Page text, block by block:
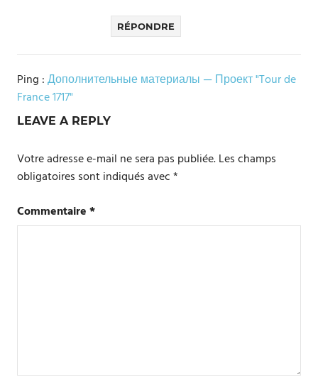
RÉPONDRE
Ping :Дополнительные материалы — Проект "Tour de
France 1717"
LEAVE A REPLY
Votre adresse e-mail ne sera pas publiée.Les champs
obligatoires sont indiqués avec*
Commentaire*